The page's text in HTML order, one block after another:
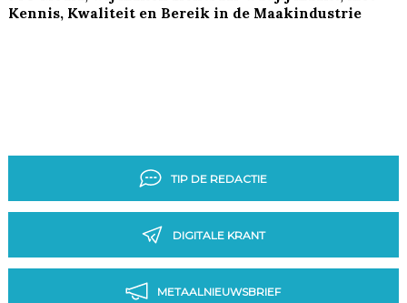
Kennis, Kwaliteit en Bereik in de Maakindustrie
TIP DE REDACTIE
DIGITALE KRANT
METAALNIEUWSBRIEF